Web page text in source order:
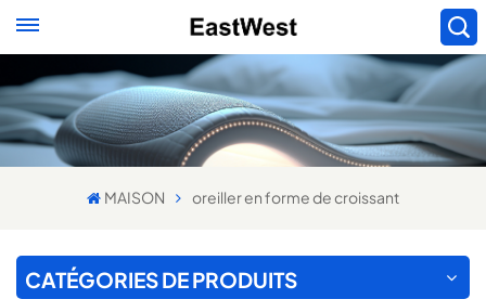
MAISON oreiller en forme de croissant
CATÉGORIES DE PRODUITS